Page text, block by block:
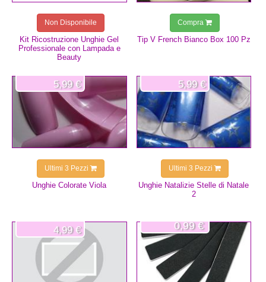
Kit Ricostruzione Unghie Gel
Professionale con Lampada e
Beauty
Non Disponibile
Tip V French Bianco Box 100 Pz
Compra
Unghie Colorate Viola
5,99 €
Ultimi 3 Pezzi
Unghie Natalizie Stelle di Natale
2
5,99 €
Ultimi 3 Pezzi
4,99 € 0,99 €